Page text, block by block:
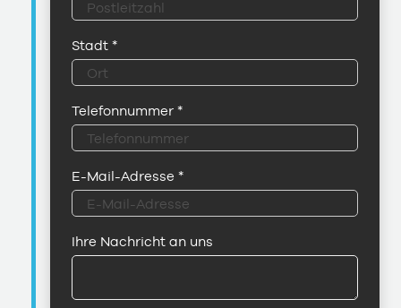
Stadt *
Telefonnummer *
E-Mail-Adresse *
Ihre Nachricht an uns